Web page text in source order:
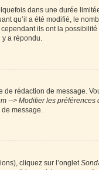
dans une durée
qu’il a été modifié, le
ils ont la
y a répondu.
de rédaction de message.
--> Modifier les préférences
message.
cliquez sur l’onglet